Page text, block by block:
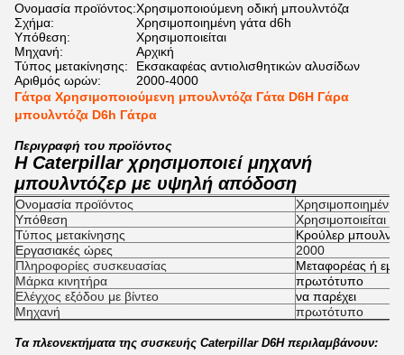
Ονομασία προϊόντος:Χρησιμοποιούμενη οδική μπουλντόζα
Σχήμα:
Χρησιμοποιημένη γάτα d6h
Υπόθεση:
Χρησιμοποιείται
Μηχανή:
Αρχική
Τύπος μετακίνησης:
Εκσακαφέας αντιολισθητικών αλυσίδων
Αριθμός ωρών:
2000-4000
Γάτρα Χρησιμοποιούμενη μπουλντόζα Γάτα D6H Γάρα
μπουλντόζα D6h Γάτρα
Περιγραφή του προϊόντος
Η Caterpillar χρησιμοποιεί μηχανή
μπουλντόζερ με υψηλή απόδοση
Ονομασία προϊόντος
Χρησιμοποιημένη
Υπόθεση
Χρησιμοποιείται
Τύπος μετακίνησης
Κρούλερ
Εργασιακές ώρες
2000
Πληροφορίες συσκευασίας
Μεταφορέας ή
Μάρκα κινητήρα
πρωτότυπο
Ελέγχος εξόδου με βίντεο
να παρέχει
Μηχανή
πρωτότυπο
Τα πλεονεκτήματα της συσκευής Caterpillar D6H περιλαμβάνουν: